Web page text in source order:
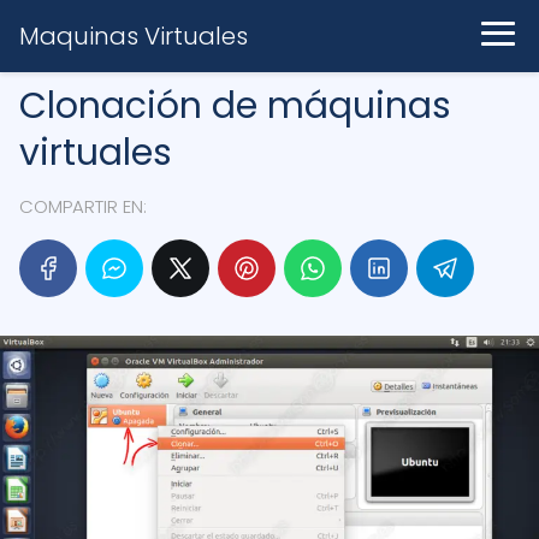
Maquinas Virtuales
Clonación de máquinas
virtuales
COMPARTIR EN: